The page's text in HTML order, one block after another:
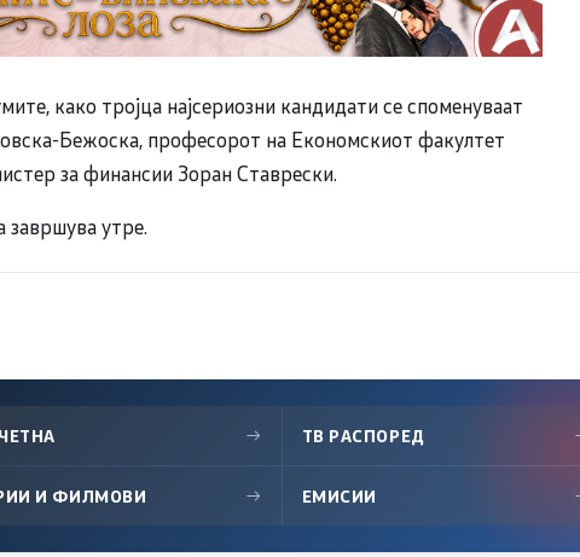
како тројца најсериозни кандидати се споменуваат
Бежоска, професорот на Економскиот факултет
за финансии Зоран Ставрески.
завршува утре.
→ ТВ РАСПОРЕД
И ФИЛМОВИ → ЕМИСИИ